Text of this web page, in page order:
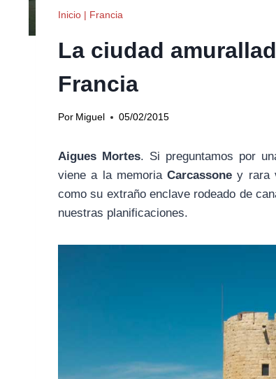
Inicio | Francia
La ciudad
Francia
Por Miguel 05/02/2015
Aigues Mortes. Si preguntamos por
viene a la memoriaCarcassone y rara
como su extraño enclave rodeado de
nuestras planificaciones.